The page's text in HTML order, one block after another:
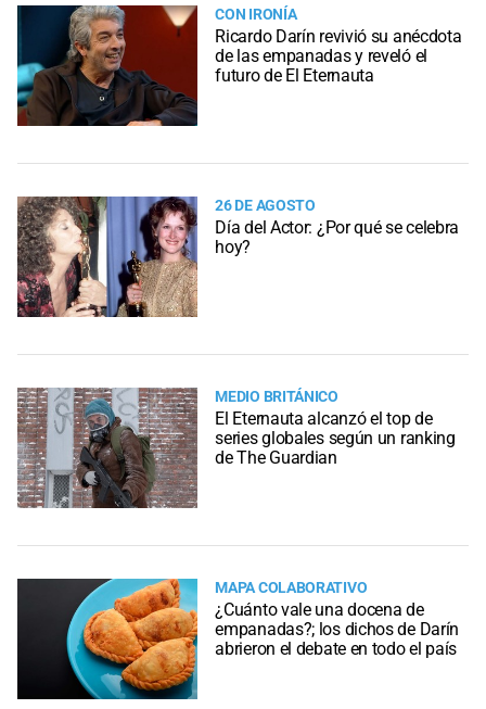
CON IRONÍA
Ricardo Darín revivió su anécdota
de las empanadas y reveló el
futuro de El Eternauta
26 DE AGOSTO
Día del Actor: ¿Por qué se celebra
hoy?
MEDIO BRITÁNICO
El Eternauta alcanzó el top de
series globales según un ranking
de The Guardian
MAPA COLABORATIVO
¿Cuánto vale una docena de
empanadas?; los dichos de Darín
abrieron el debate en todo el país